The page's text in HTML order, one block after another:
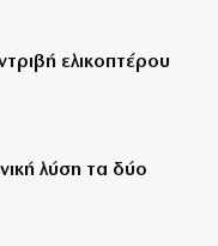
ελικοπτέρου
λύση τα δύο